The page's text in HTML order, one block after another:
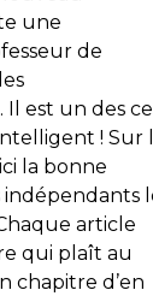
une
de
est un des
! Sur
la bonne
indépendants
article
qui plaît au
chapitre d’en